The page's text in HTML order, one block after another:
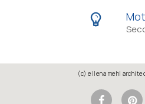
(c) ellena mehl